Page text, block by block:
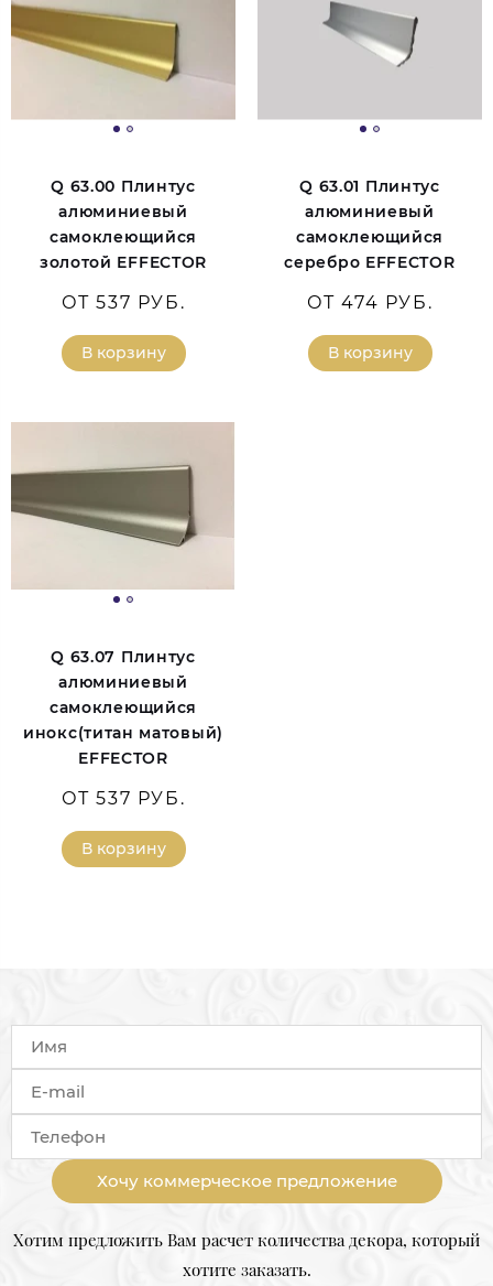
Q 63.00 Плинтус
алюминиевый
самоклеющийся
золотой EFFECTOR
ОТ 537 РУБ.
В корзину
Q 63.01 Плинтус
алюминиевый
самоклеющийся
серебро EFFECTOR
ОТ 474 РУБ.
В корзину
Q 63.07 Плинтус
алюминиевый
самоклеющийся
инокс(титан матовый)
EFFECTOR
ОТ 537 РУБ.
В корзину
Хочу коммерческое предложение
Хотим предложить Вам расчет количества декора, который
хотите заказать.